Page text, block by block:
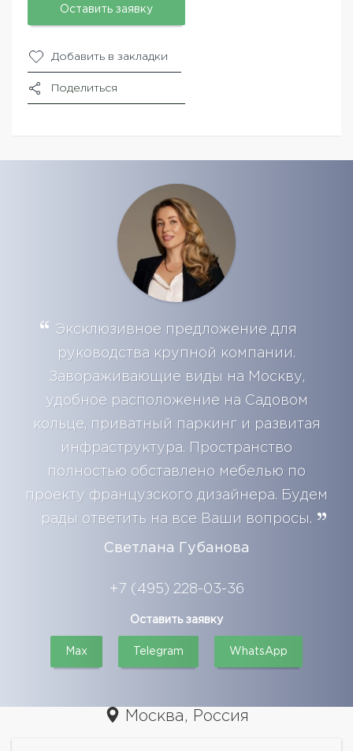
Оставить заявку
Добавить в закладки
Поделиться
Эксклюзивное предложение для
руководства крупной компании.
Завораживающие виды на Москву,
удобное расположение на Садовом
кольце, приватный паркинг и развитая
инфраструктура. Пространство
полностью обставлено мебелью по
проекту французского дизайнера. Будем
рады ответить на все Ваши вопросы.
Светлана Губанова
+7 (495) 228-03-36
Оставить заявку
Max Telegram WhatsApp
Москва, Россия